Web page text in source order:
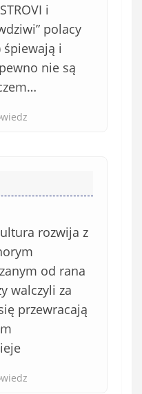
i
polacy
śpiewają i
nie są
rozwija z
od rana
walczyli za
przewracają